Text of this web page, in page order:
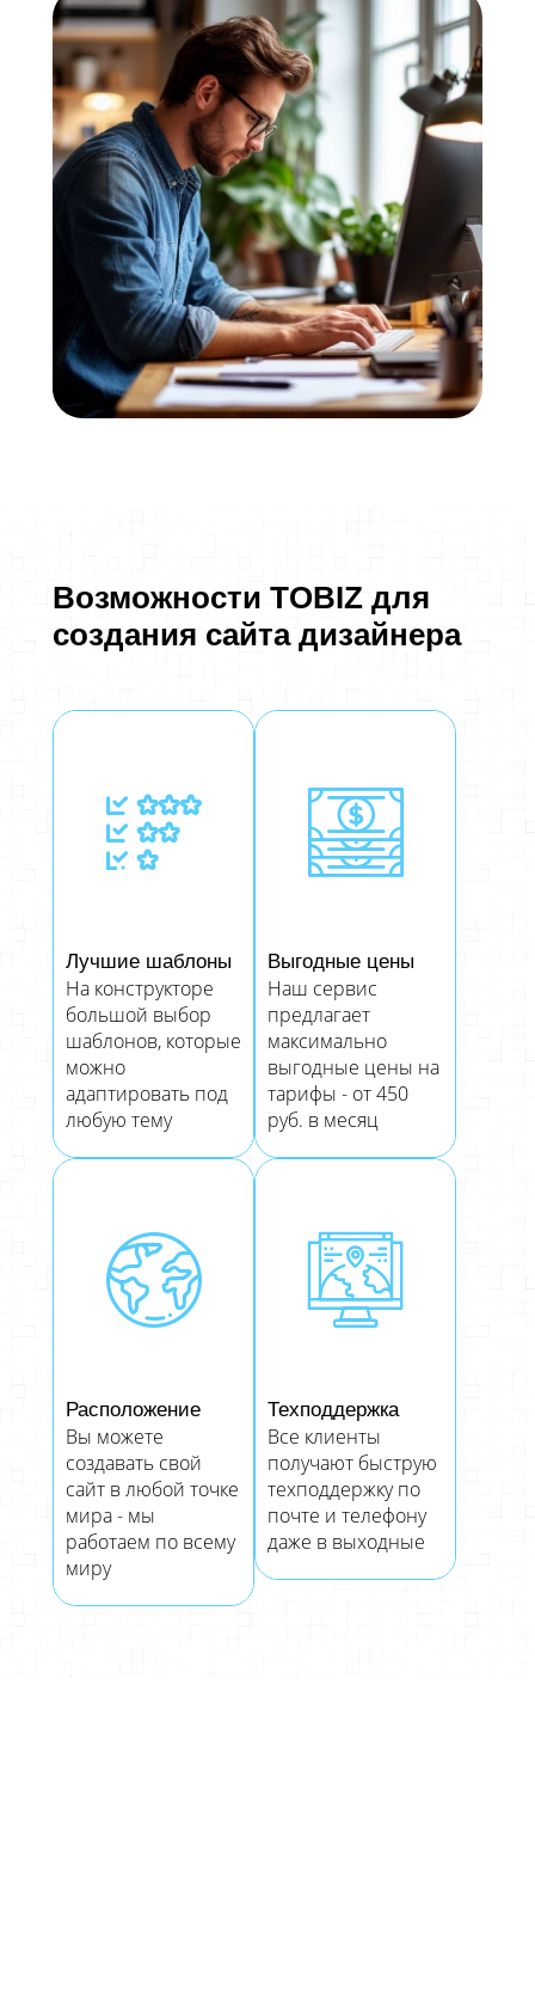
Возможности TOBIZ для
создания сайта дизайнера
Лучшие шаблоны
На конструкторе
большой выбор
шаблонов, которые
можно
адаптировать под
любую тему
Выгодные цены
Наш сервис
предлагает
максимально
выгодные цены на
тарифы - от 450
руб. в месяц
Расположение
Вы можете
создавать свой
сайт в любой точке
мира - мы
работаем по всему
миру
Техподдержка
Все клиенты
получают быструю
техподдержку по
почте и телефону
даже в выходные